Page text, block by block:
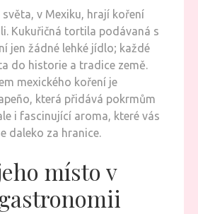
v Mexiku, hrají koření
Kukuřičná tortila podávaná s
jen žádné lehké jídlo; každé
do historie a tradice země.
mexického koření je
která přidává pokrmům
i fascinující aroma, které vás
daleko za hranice.
místo v